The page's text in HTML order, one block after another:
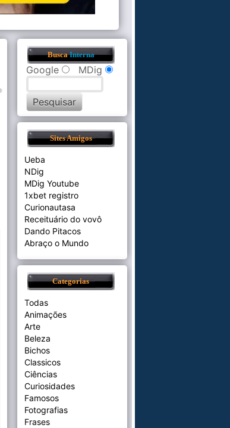
BuscaInterna
Google MDig
Sites Amigos
Ueba
NDig
MDig Youtube
1xbet registro
Curionautasa
Receituário do vovô
Dando Pitacos
Abraço o Mundo
Categorias
Todas
Animações
Arte
Beleza
Bichos
Classicos
Ciências
Curiosidades
Famosos
Fotografias
Frases